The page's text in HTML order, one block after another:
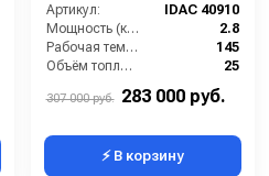
Артикул:
IDAC 40910
Мощность (кВт):
2.8
Рабочая температура горячей воды (°C):
145
Объём топливного бака (л):
25
307 000 руб. 283 000 руб.
⚡ В корзину